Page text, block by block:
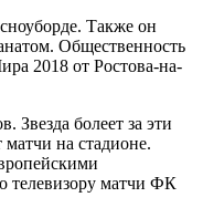
Также он
Общественность
2018 от Ростова-на-
болеет за эти
на стадионе.
телевизору матчи ФК